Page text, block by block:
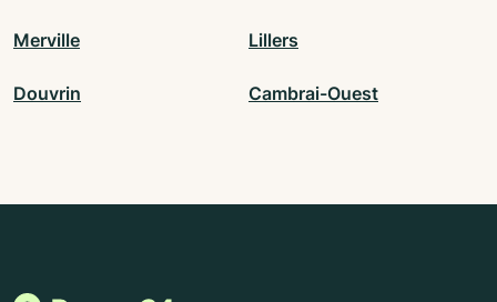
Merville Lillers
Douvrin Cambrai-Ouest